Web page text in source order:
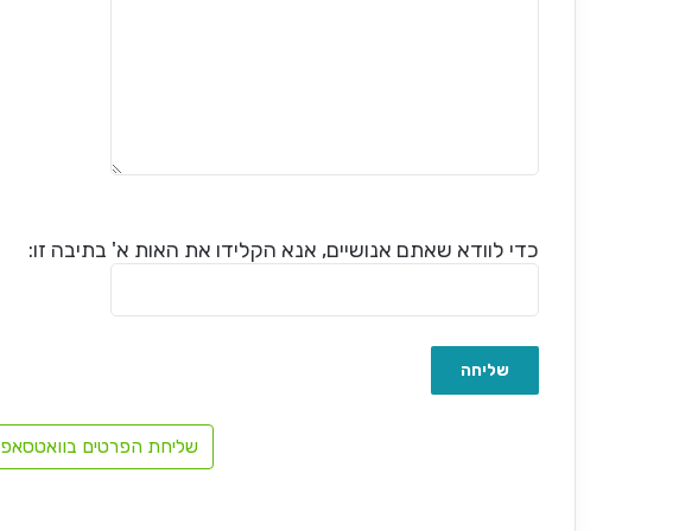
כדי לוודא שאתם אנושיים, אנא הקלידו את האות א' בתיבה זו:
שליחת הפרטים בוואטסאפ